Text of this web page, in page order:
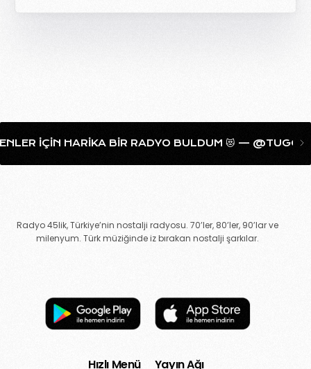
IÇIN HARIKA BIR RADYO BULDUM 😻 —
Radyo 45lik, Türkiye’nin nostalji radyosu. 70’ler, 80’ler, 90’lar ve
milenyum. Türk müziğinde iz bırakan nostalji şarkılar.
Hızlı Menü Yayın Ağı